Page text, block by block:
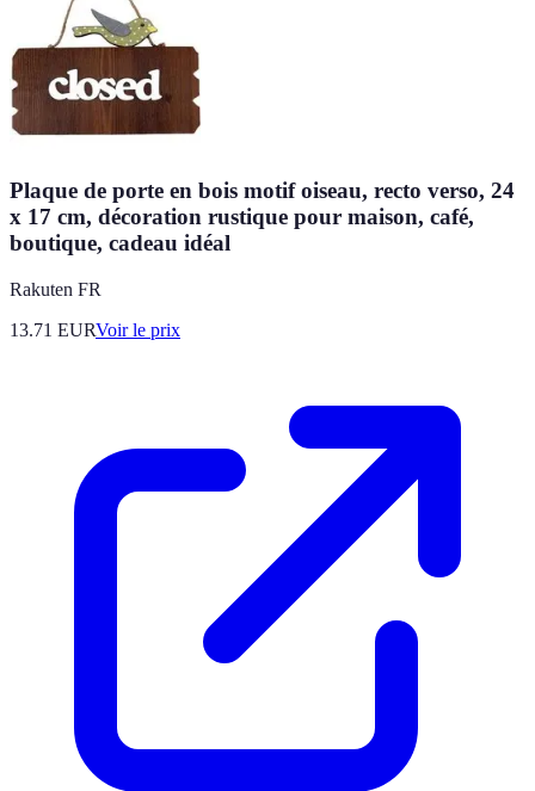
Plaque de porte en bois motif oiseau, recto verso, 24
x 17 cm, décoration rustique pour maison, café,
boutique, cadeau idéal
Rakuten FR
13.71 EURVoir le prix